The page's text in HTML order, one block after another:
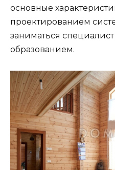
основные
проектированием
заниматься
образованием.